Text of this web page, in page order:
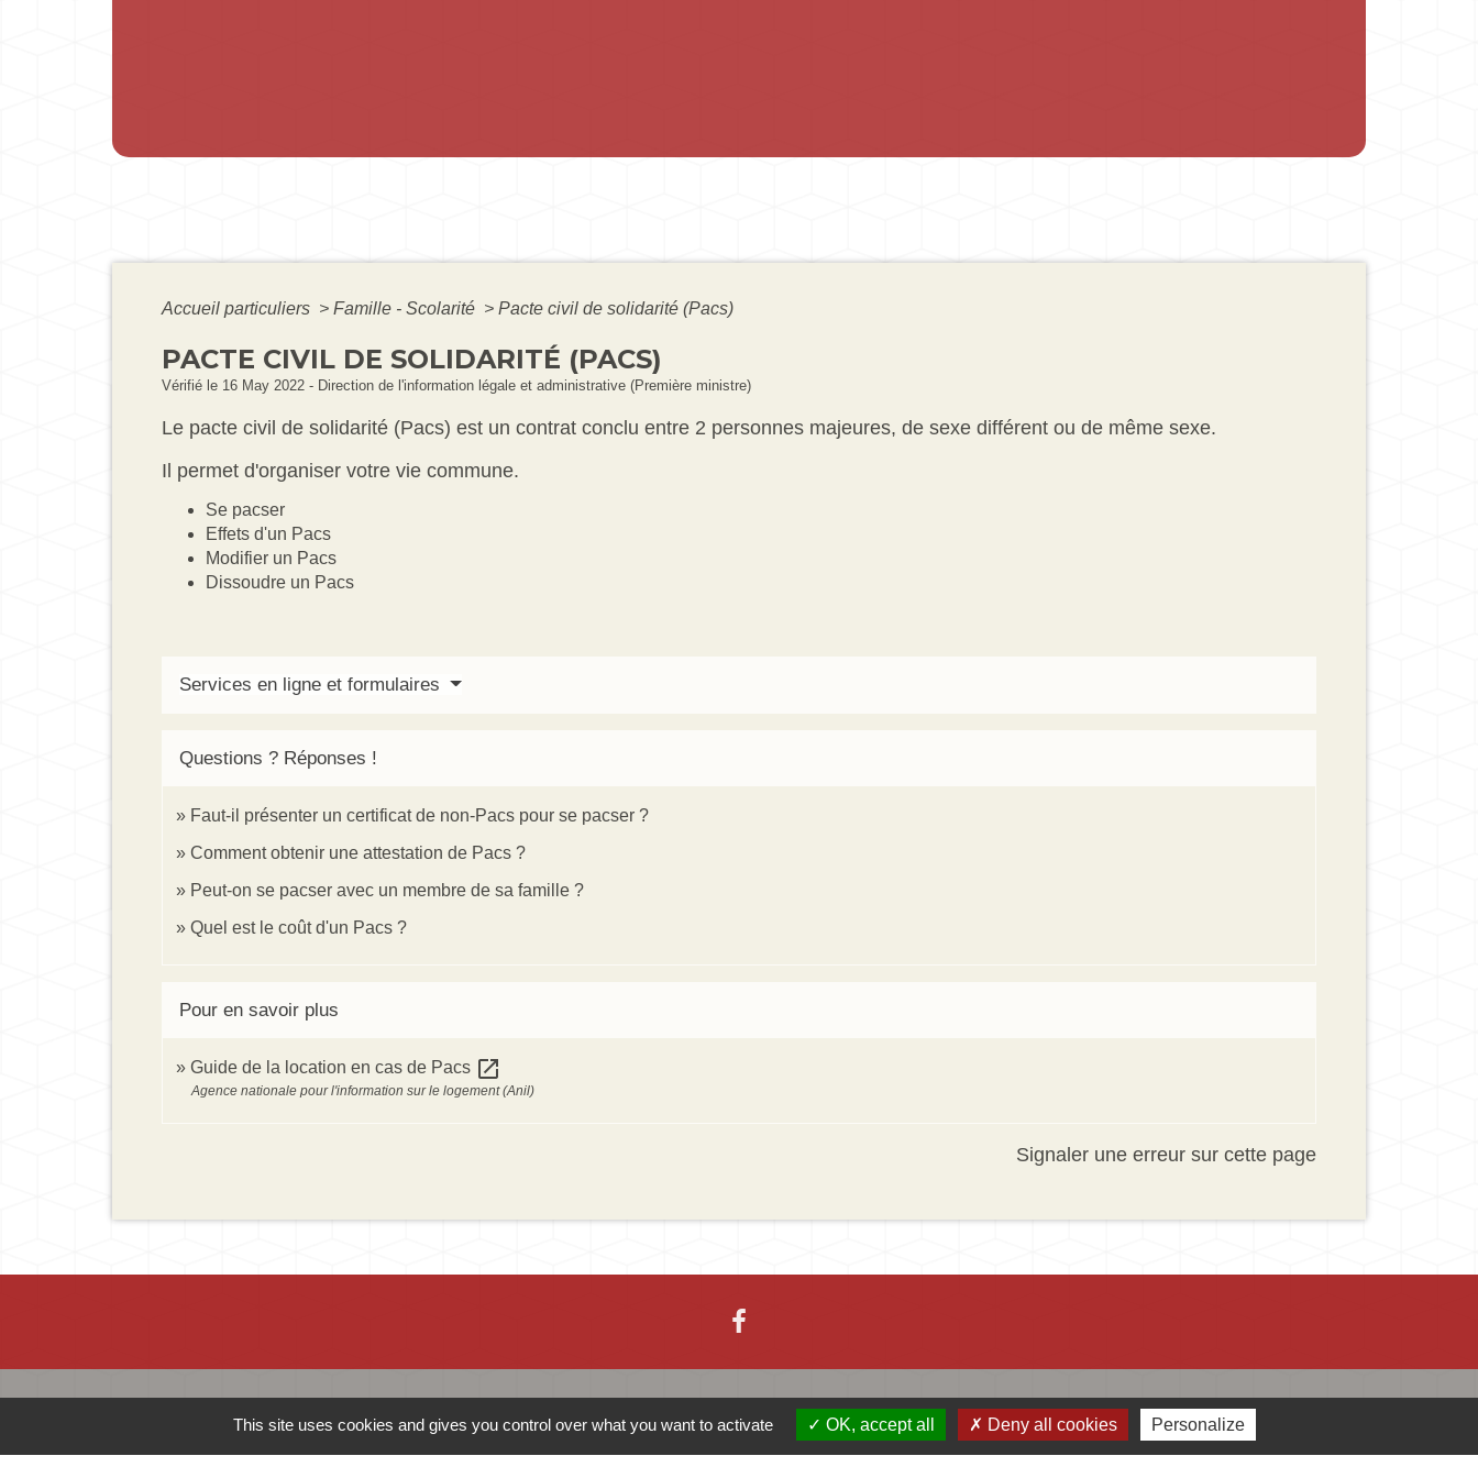
Accueil particuliers > Famille - Scolarité > Pacte civil de solidarité (Pacs)
PACTE CIVIL DE SOLIDARITÉ (PACS)
Vérifié le 16 May 2022 - Direction de l'information légale et administrative (Première ministre)
Le pacte civil de solidarité (Pacs) est un contrat conclu entre 2 personnes majeures, de sexe différent ou de même sexe.
Il permet d'organiser votre vie commune.
Se pacser
Effets d'un Pacs
Modifier un Pacs
Dissoudre un Pacs
Services en ligne et formulaires
Questions ? Réponses !
Faut-il présenter un certificat de non-Pacs pour se pacser ?
Comment obtenir une attestation de Pacs ?
Peut-on se pacser avec un membre de sa famille ?
Quel est le coût d'un Pacs ?
Pour en savoir plus
Guide de la location en cas de Pacs open_in_new
Agence nationale pour l'information sur le logement (Anil)
Signaler une erreur sur cette page
Contacts Jumelages
Ingersheim
This site uses cookies and gives you control over what you want to activate OK, accept all Deny all cookies Personalize